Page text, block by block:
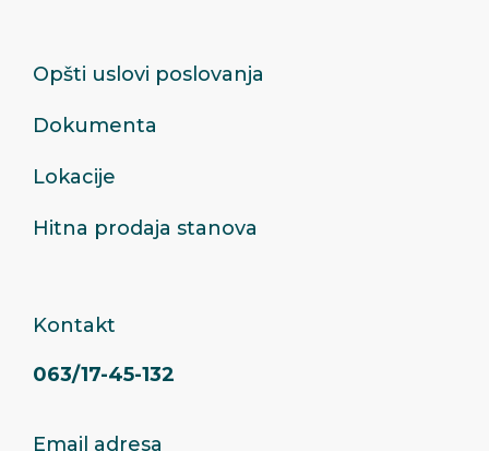
Opšti uslovi poslovanja
Dokumenta
Lokacije
Hitna prodaja stanova
Kontakt
063/17-45-132
Email adresa